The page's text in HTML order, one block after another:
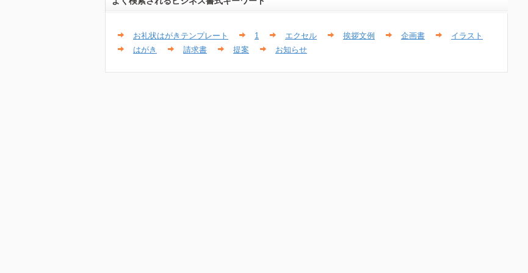
お礼状はがきテンプレート 1 エクセル 挨拶文例 企画書
イラスト
はがき
請求書 提案 お知らせ